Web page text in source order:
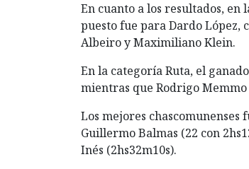
En cuanto a los resultados,
puesto fue para Dardo López,
Albeiro y Maximiliano Klein.
En la categoría Ruta, el
mientras que Rodrigo
Los mejores chascomunenses
Guillermo Balmas (22 con
Inés (2hs32m10s).